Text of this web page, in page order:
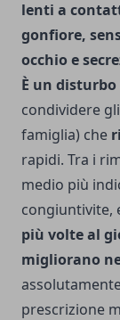
lenti a
gonfiore,
occhio e
È un
condividere
famiglia) che
rapidi. Tra i
medio più
congiuntivite,
più volte al
migliorano
prescrizione